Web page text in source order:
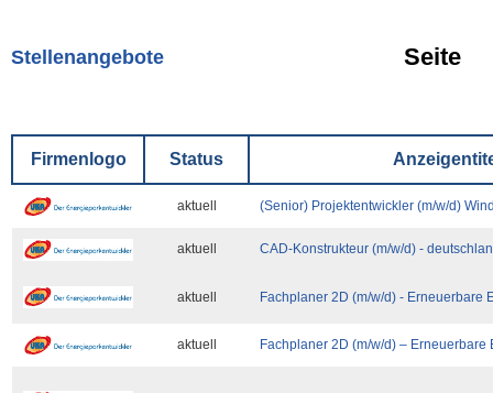
Stellenangebote Seite
Firmenlogo Status
aktuell (Senior) Projektentwickler (m/w/d)
aktuell CAD-Konstrukteur (m/w/d) -
aktuell Fachplaner 2D (m/w/d) - Erneuerbare
aktuell Fachplaner 2D (m/w/d) – Erneuerbare